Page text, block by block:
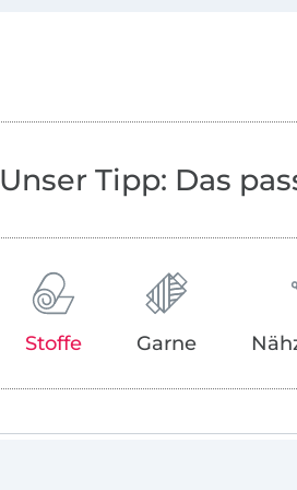
können Sie gern
arbeiten - auch gibt es
Ganz viel Spaß beim
ganze Rock-Queen-
Unser Tipp: Das
Stoffe Garne